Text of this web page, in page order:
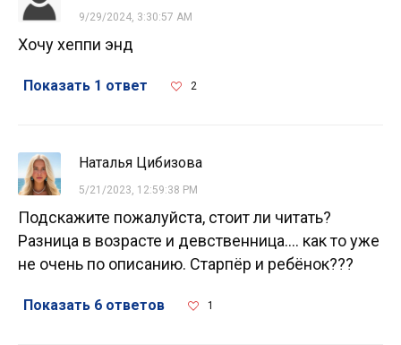
9/29/2024, 3:30:57 AM
Хочу хеппи энд
Показать 1 ответ 2
Наталья Цибизова
5/21/2023, 12:59:38 PM
Подскажите пожалуйста, стоит ли читать?
Разница в возрасте и девственница.... как то уже
не очень по описанию. Старпёр и ребёнок???
Показать 6 ответов 1